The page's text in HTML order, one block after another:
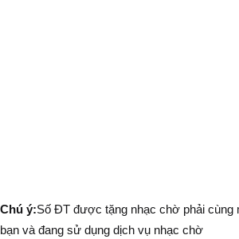
Chú ý:Số ĐT được tặng nhạc chờ phải cùng
bạn và đang sử dụng dịch vụ nhạc chờ